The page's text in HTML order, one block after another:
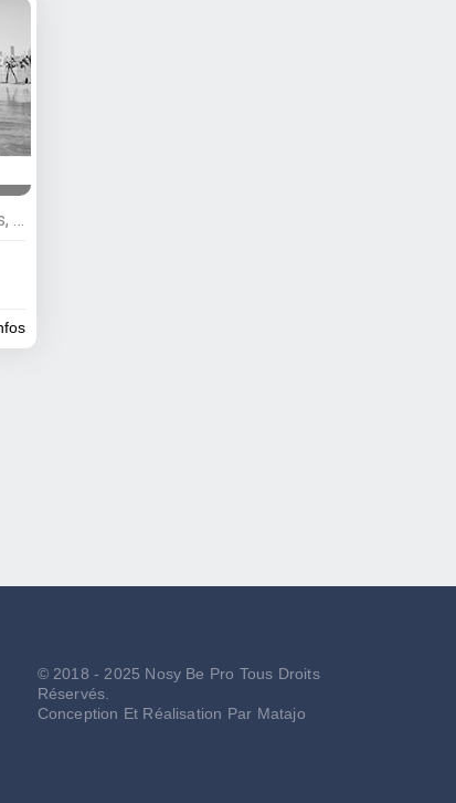
© 2018 - 2025 Nosy Be Pro Tous Droits
Réservés.
Conception Et Réalisation Par Matajo